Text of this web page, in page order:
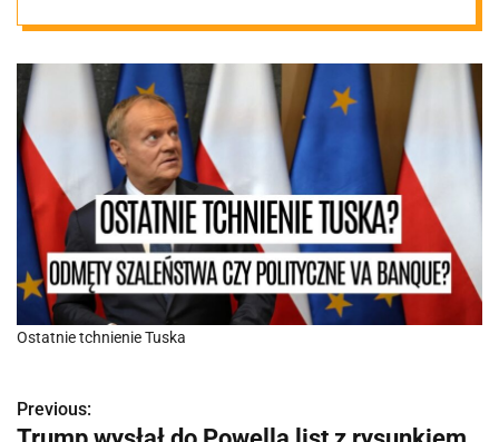
Ostatnie tchnienie Tuska
N
Previous: